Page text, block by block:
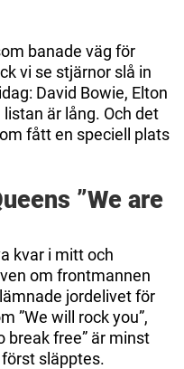
banade väg för
vi se stjärnor slå in
David Bowie, Elton
är lång. Och det
fått en speciell plats
”We are
kvar i mitt och
om frontmannen
jordelivet för
”We will rock you”,
break free” är minst
släpptes.